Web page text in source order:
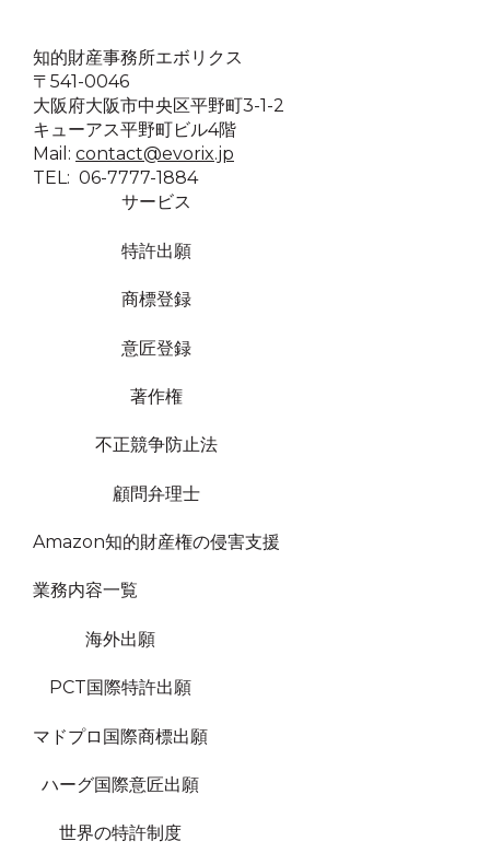
知的財産事務所エボリクス
〒541-0046
大阪府大阪市中央区平野町3-1-2
キューアス平野町ビル4階
Mail: contact@evorix.jp
TEL: 06-7777-1884
サービス
特許出願
商標登録
意匠登録
著作権
不正競争防止法
顧問弁理士
Amazon知的財産権の侵害支援
業務内容一覧
海外出願
PCT国際特許出願
マドプロ国際商標出願
ハーグ国際意匠出願
世界の特許制度